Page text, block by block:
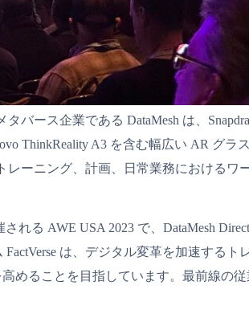
バース企業である DataMesh は、
ThinkReality A3 を含む幅広い AR グ
ーニング、計画、日常業務におけるワ
る AWE USA 2023 で、DataMesh
は、デジタル変革を加速するト
めることを目指しています。最前線の